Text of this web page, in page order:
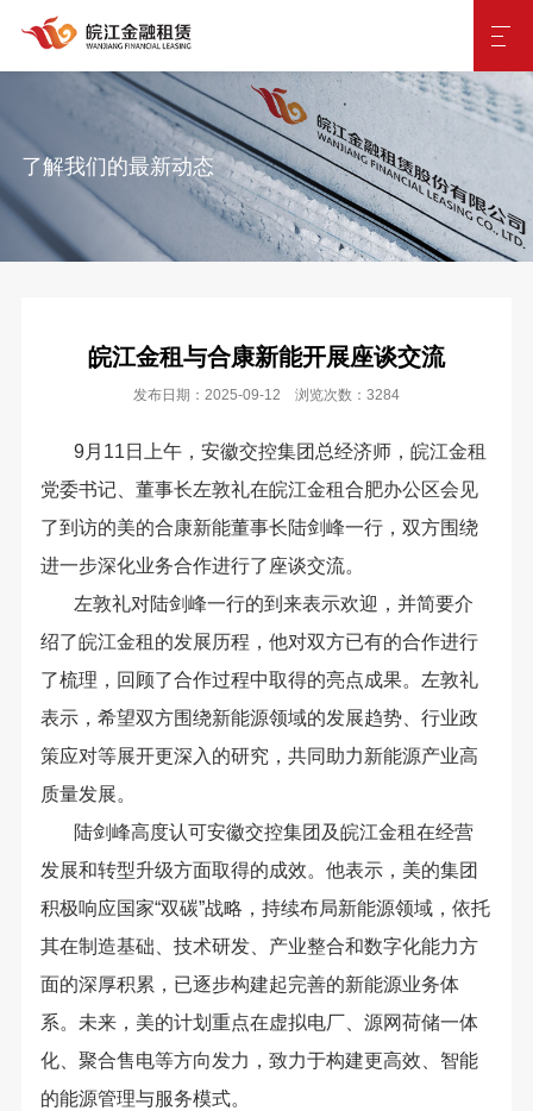
了解我们的最新动态
皖江金租与合康新能开展座谈交流
发布日期：2025-09-12 浏览次数：3284
9月11日上午，安徽交控集团总经济师，皖江金租
党委书记、董事长左敦礼在皖江金租合肥办公区会见
了到访的美的合康新能董事长陆剑峰一行，双方围绕
进一步深化业务合作进行了座谈交流。
左敦礼对陆剑峰一行的到来表示欢迎，并简要介
绍了皖江金租的发展历程，他对双方已有的合作进行
了梳理，回顾了合作过程中取得的亮点成果。左敦礼
表示，希望双方围绕新能源领域的发展趋势、行业政
策应对等展开更深入的研究，共同助力新能源产业高
质量发展。
陆剑峰高度认可安徽交控集团 及皖江金租在经营
发展和转型升级方面取得的成效。他表示，美的集团
积极响应国家“双碳”战略，持续布局新能源领域，依托
其在制造基础、技术研发、产业整合和数字化能力方
面的深厚积累，已逐步构建起完善的新能源业务体
系。未来，美的计划重点在虚拟电厂、源网荷储一体
化、聚合售电等方向发力，致力于构建更高效、智能
的能源管理与服务模式。